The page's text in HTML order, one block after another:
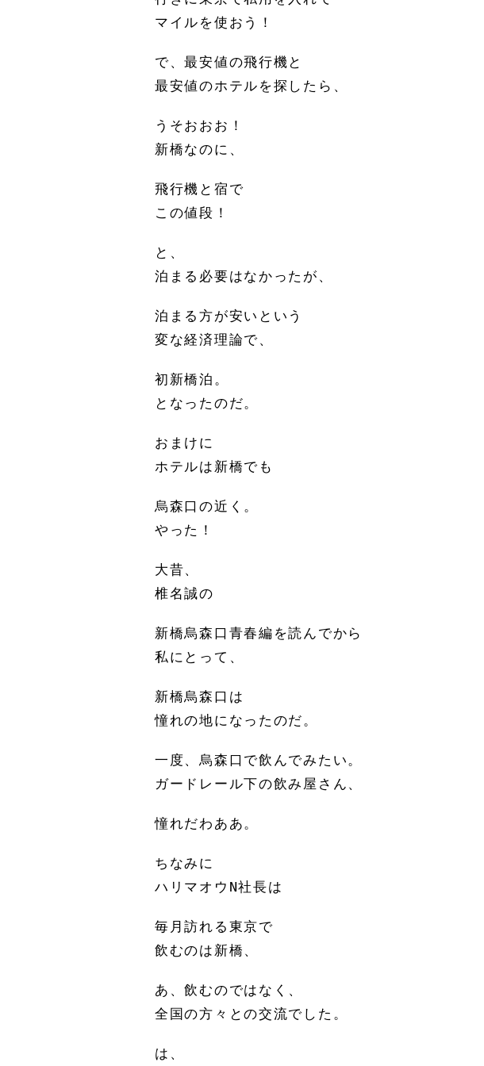
マイルを使おう！
で、最安値の飛行機と
最安値のホテルを探したら、
うそおおお！
新橋なのに、
飛行機と宿で
この値段！
と、
泊まる必要はなかったが、
泊まる方が安いという
変な経済理論で、
初新橋泊。
となったのだ。
おまけに
ホテルは新橋でも
烏森口の近く。
やった！
大昔、
椎名誠の
新橋烏森口青春編を読んでから
私にとって、
新橋烏森口は
憧れの地になったのだ。
一度、烏森口で飲んでみたい。
ガードレール下の飲み屋さん、
憧れだわああ。
ちなみに
ハリマオウN社長は
毎月訪れる東京で
飲むのは新橋、
あ、飲むのではなく、
全国の方々との交流でした。
は、